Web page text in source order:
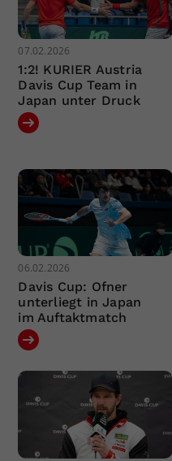
07.02.2026
1:2! KURIER Austria
Davis Cup Team in
Japan unter Druck
06.02.2026
Davis Cup: Ofner
unterliegt in Japan
im Auftaktmatch